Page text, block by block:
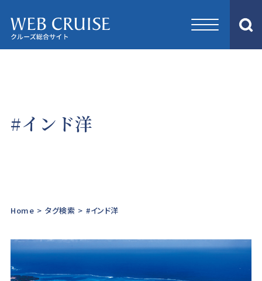
#インド洋
Home > タグ検索 > #インド洋